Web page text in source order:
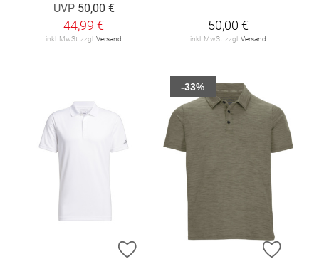
UVP 50,00 €
44,99 €
inkl. MwSt. zzgl. Versand
50,00 €
inkl. MwSt. zzgl. Versand
ZUR WUNSCHLISTE HINZUFÜGEN
ZUR
-33%